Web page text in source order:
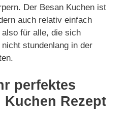
Der Besan Kuchen ist
auch relativ einfach
für alle, die sich
stundenlang in der
perfektes
Kuchen Rezept